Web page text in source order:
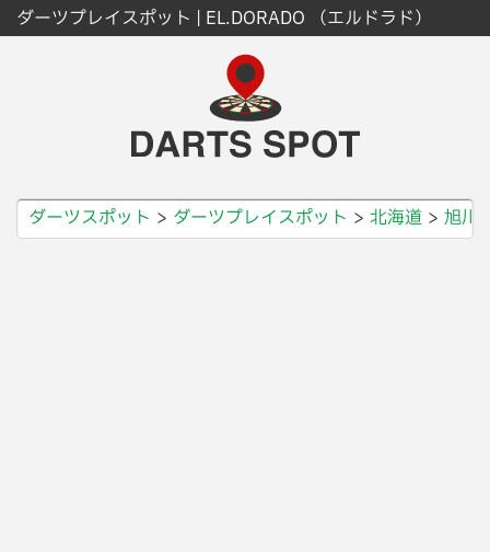
ダーツプレイスポット | EL.DORADO （エルドラド）
ダーツスポット ダーツプレイスポット 北海道 旭川